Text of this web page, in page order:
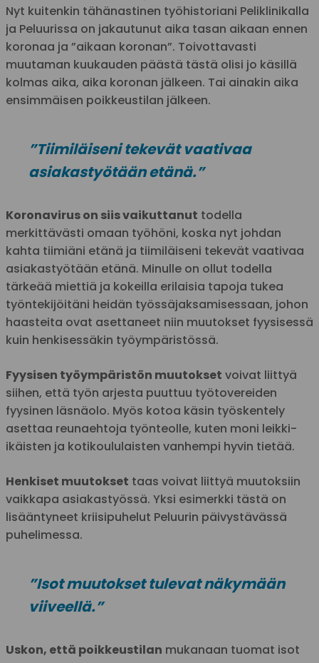
Nyt kuitenkin tähänastinen työhistoriani Peliklinikalla
ja Peluurissa on jakautunut aika tasan aikaan ennen
koronaa ja ”aikaan koronan”. Toivottavasti
muutaman kuukauden päästä tästä olisi jo käsillä
kolmas aika, aika koronan jälkeen. Tai ainakin aika
ensimmäisen poikkeustilan jälkeen.
”Tiimiläiseni tekevät vaativaa
asiakastyötään etänä.”
Koronavirus on siis vaikuttanut todella
merkittävästi omaan työhöni, koska nyt johdan
kahta tiimiäni etänä ja tiimiläiseni tekevät vaativaa
asiakastyötään etänä. Minulle on ollut todella
tärkeää miettiä ja kokeilla erilaisia tapoja tukea
työntekijöitäni heidän työssäjaksamisessaan, johon
haasteita ovat asettaneet niin muutokset fyysisessä
kuin henkisessäkin työympäristössä.
Fyysisen työympäristön muutokset voivat liittyä
siihen, että työn arjesta puuttuu työtovereiden
fyysinen läsnäolo. Myös kotoa käsin työskentely
asettaa reunaehtoja työnteolle, kuten moni leikki-
ikäisten ja kotikoululaisten vanhempi hyvin tietää.
Henkiset muutokset taas voivat liittyä muutoksiin
vaikkapa asiakastyössä. Yksi esimerkki tästä on
lisääntyneet kriisipuhelut Peluurin päivystävässä
puhelimessa.
”Isot muutokset tulevat näkymään
viiveellä.”
Uskon, että poikkeustilan mukanaan tuomat isot